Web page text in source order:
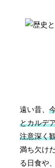
遠い昔、
とカルデ
注意深く
満ち欠け
る日食や